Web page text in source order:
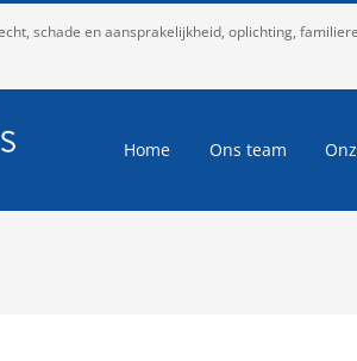
schade en aansprakelijkheid, oplichting,
Home Ons team